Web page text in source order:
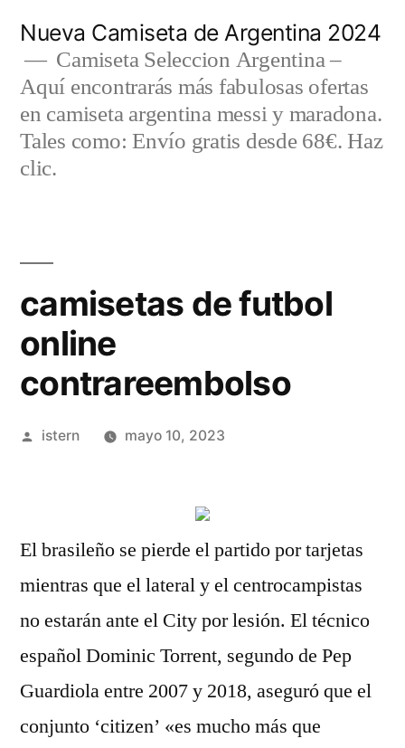
contenido
Nueva Camiseta de Argentina 2024
Camiseta Seleccion Argentina –
Aquí encontrarás más fabulosas ofertas
en camiseta argentina messi y maradona.
Tales como: Envío gratis desde 68€. Haz
clic.
camisetas de futbol
online
contrareembolso
Publicado
istern mayo 10, 2023
El brasileño se pierde el partido por tarjetas
mientras que el lateral y el centrocampistas
no estarán ante el City por lesión. El técnico
español Dominic Torrent, segundo de Pep
Guardiola entre 2007 y 2018, aseguró que el
conjunto ‘citizen’ «es mucho más que